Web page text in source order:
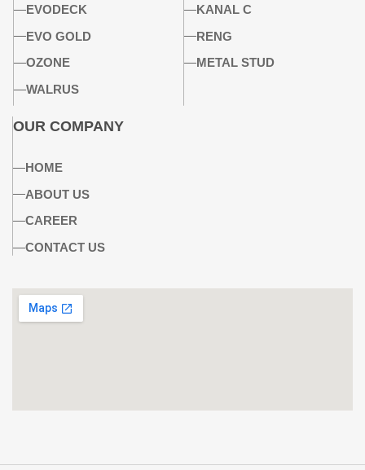
EVODECK
EVO GOLD
OZONE
WALRUS
KANAL C
RENG
METAL STUD
OUR COMPANY
HOME
ABOUT US
CAREER
CONTACT US